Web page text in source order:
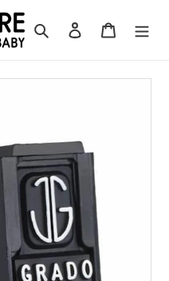
検索 ログインカート